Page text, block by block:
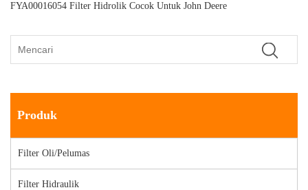
FYA00016054 Filter Hidrolik Cocok Untuk John Deere
Produk
Filter Oli/Pelumas
Filter Hidraulik